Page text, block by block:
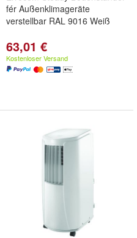
fér Außenklimageräte
verstellbar RAL 9016 Weiß
63,01 €
Kostenloser Versand